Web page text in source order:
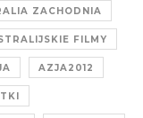
ZACHODNIA
FILMY
AZJA2012